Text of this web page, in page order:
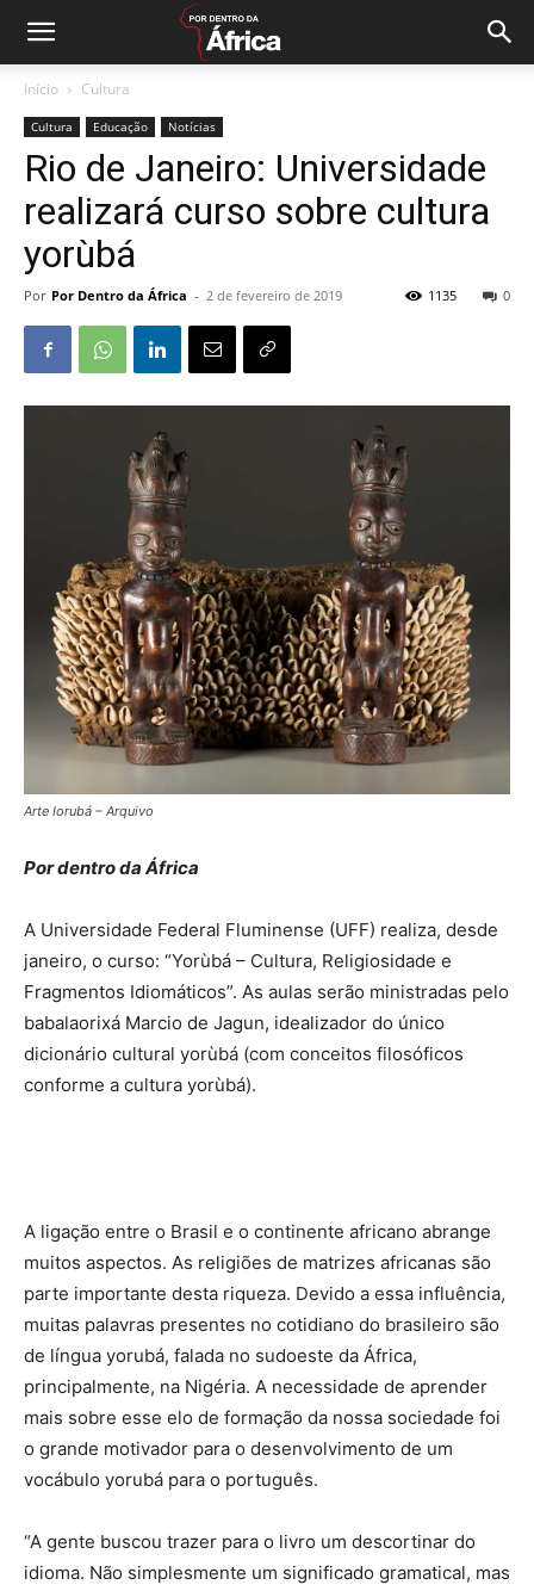
Início Cultura
Cultura Educação Notícias
Rio de Janeiro: Universidade
realizará curso sobre cultura
yorùbá
Por Por Dentro da África - 2 de fevereiro de 2019 0
1135
Arte Iorubá – Arquivo
Por dentro da África
A Universidade Federal Fluminense (UFF) realiza, desde
janeiro, o curso: “Yorùbá – Cultura, Religiosidade e
Fragmentos Idiomáticos”. As aulas serão ministradas pelo
babalaorixá Marcio de Jagun, idealizador do único
dicionário cultural yorùbá (com conceitos filosóficos
conforme a cultura yorùbá).
A ligação entre o Brasil e o continente africano abrange
muitos aspectos. As religiões de matrizes africanas são
parte importante desta riqueza. Devido a essa influência,
muitas palavras presentes no cotidiano do brasileiro são
de língua yorubá, falada no sudoeste da África,
principalmente, na Nigéria. A necessidade de aprender
mais sobre esse elo de formação da nossa sociedade foi
o grande motivador para o desenvolvimento de um
vocábulo yorubá para o português.
“A gente buscou trazer para o livro um descortinar do
idioma. Não simplesmente um significado gramatical, mas